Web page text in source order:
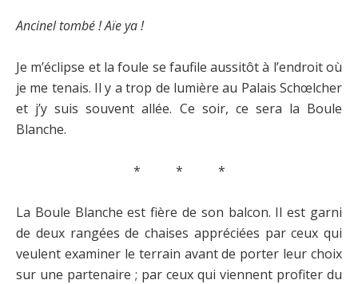
Ancinel tombé ! Aïe ya !
Je m’éclipse et la foule se faufile aussitôt à l’endroit où
je me tenais. Il y a trop de lumière au Palais Schœlcher
et j’y suis souvent allée. Ce soir, ce sera la Boule
Blanche.
* * *
La Boule Blanche est fière de son balcon. Il est garni
de deux rangées de chaises appréciées par ceux qui
veulent examiner le terrain avant de porter leur choix
sur une partenaire ; par ceux qui viennent profiter du